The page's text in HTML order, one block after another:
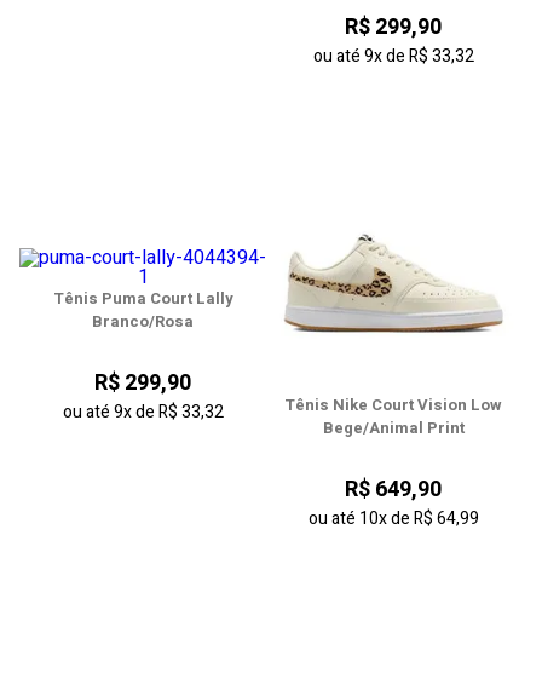
R$ 299,90
ou até9xdeR$ 33,32
Tênis Puma Court Lally
Branco/Rosa
R$ 299,90
ou até9xdeR$ 33,32
Tênis Nike Court Vision Low
Bege/Animal Print
R$ 649,90
ou até 10xdeR$ 64,99